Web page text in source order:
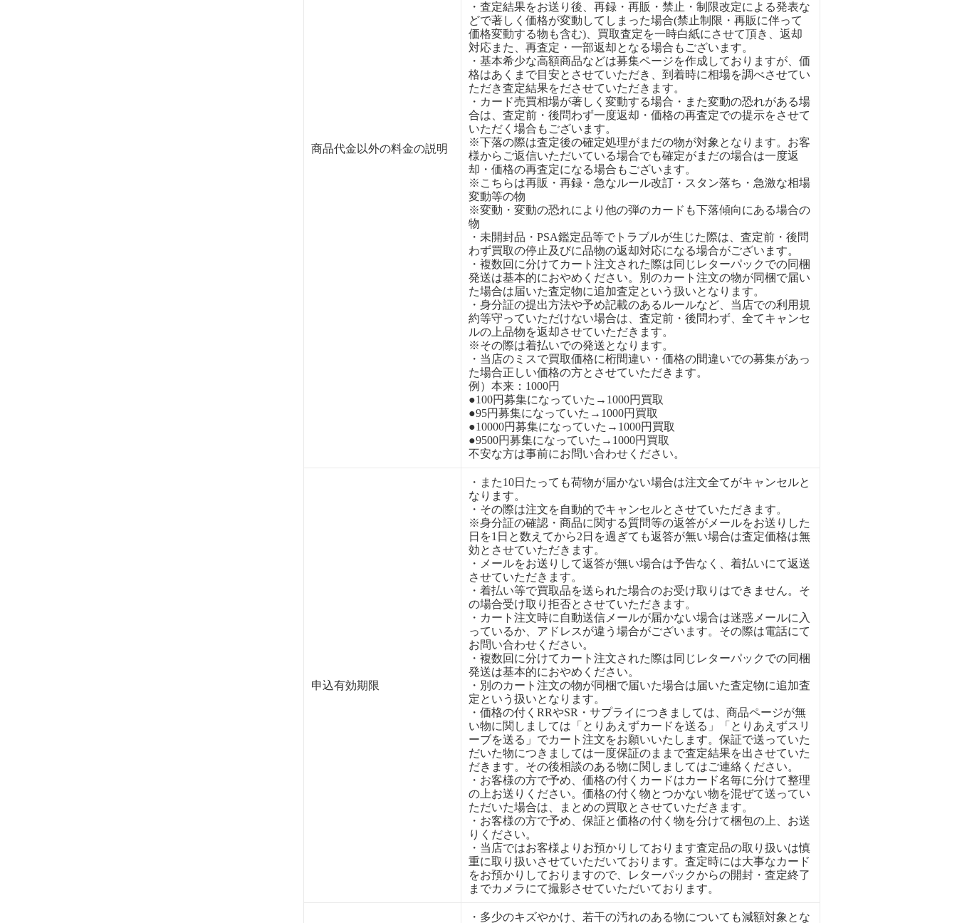
商品代金以外の料金の説明
・査定結果をお送り後、再録・再販・禁止・制限改定による発表な
どで著しく価格が変動してしまった場合(禁止制限・再販に伴って
価格変動する物も含む)、買取査定を一時白紙にさせて頂き、返却
対応また、再査定・一部返却となる場合もございます。
・基本希少な高額商品などは募集ページを作成しておりますが、価
格はあくまで目安とさせていただき、到着時に相場を調べさせてい
ただき査定結果をださせていただきます。
・カード売買相場が著しく変動する場合・また変動の恐れがある場
合は、査定前・後問わず一度返却・価格の再査定での提示をさせて
いただく場合もございます。
※下落の際は査定後の確定処理がまだの物が対象となります。お客
様からご返信いただいている場合でも確定がまだの場合は一度返
却・価格の再査定になる場合もございます。
※こちらは再販・再録・急なルール改訂・スタン落ち・急激な相場
変動等の物
※変動・変動の恐れにより他の弾のカードも下落傾向にある場合の
物
・未開封品・PSA鑑定品等でトラブルが生じた際は、査定前・後問
わず買取の停止及びに品物の返却対応になる場合がございます。
・複数回に分けてカート注文された際は同じレターパックでの同梱
発送は基本的におやめください。別のカート注文の物が同梱で届い
た場合は届いた査定物に追加査定という扱いとなります。
・身分証の提出方法や予め記載のあるルールなど、当店での利用規
約等守っていただけない場合は、査定前・後問わず、全てキャンセ
ルの上品物を返却させていただきます。
※その際は着払いでの発送となります。
・当店のミスで買取価格に桁間違い・価格の間違いでの募集があっ
た場合正しい価格の方とさせていただきます。
例）本来：1000円
●100円募集になっていた→1000円買取
●95円募集になっていた→1000円買取
●10000円募集になっていた→1000円買取
●9500円募集になっていた→1000円買取
不安な方は事前にお問い合わせください。
申込有効期限
・また10日たっても荷物が届かない場合は注文全てがキャンセルと
なります。
・その際は注文を自動的でキャンセルとさせていただきます。
※身分証の確認・商品に関する質問等の返答がメールをお送りした
日を1日と数えてから2日を過ぎても返答が無い場合は査定価格は無
効とさせていただきます。
・メールをお送りして返答が無い場合は予告なく、着払いにて返送
させていただきます。
・着払い等で買取品を送られた場合のお受け取りはできません。そ
の場合受け取り拒否とさせていただきます。
・カート注文時に自動送信メールが届かない場合は迷惑メールに入
っているか、アドレスが違う場合がございます。その際は電話にて
お問い合わせください。
・複数回に分けてカート注文された際は同じレターパックでの同梱
発送は基本的におやめください。
・別のカート注文の物が同梱で届いた場合は届いた査定物に追加査
定という扱いとなります。
・価格の付くRRやSR・サプライにつきましては、商品ページが無
い物に関しましては「とりあえずカードを送る」「とりあえずスリ
ーブを送る」でカート注文をお願いいたします。保証で送っていた
だいた物につきましては一度保証のままで査定結果を出させていた
だきます。その後相談のある物に関しましてはご連絡ください。
・お客様の方で予め、価格の付くカードはカード名毎に分けて整理
の上お送りください。価格の付く物とつかない物を混ぜて送ってい
ただいた場合は、まとめの買取とさせていただきます。
・お客様の方で予め、保証と価格の付く物を分けて梱包の上、お送
りください。
・当店ではお客様よりお預かりしております査定品の取り扱いは慎
重に取り扱いさせていただいております。査定時には大事なカード
をお預かりしておりますので、レターパックからの開封・査定終了
までカメラにて撮影させていただいております。
・多少のキズやかけ、若干の汚れのある物についても減額対象とな